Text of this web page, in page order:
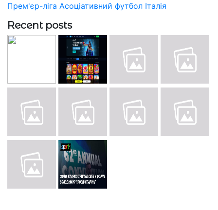
Прем'єр-ліга Асоціативний футбол Італія
Recent posts